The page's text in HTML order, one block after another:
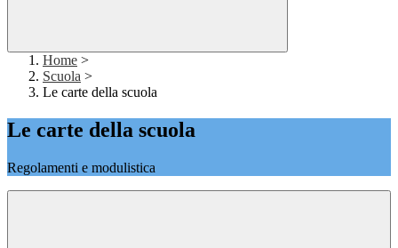
Home >
Scuola >
Le carte della scuola
Le carte della scuola
Regolamenti e modulistica